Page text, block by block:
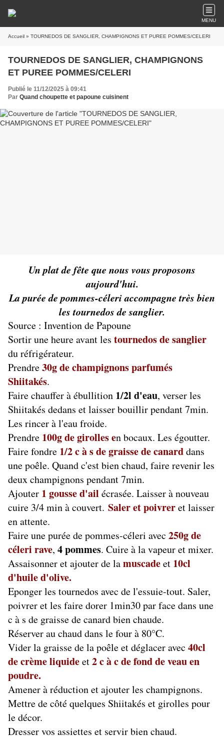
MENU
Accueil » TOURNEDOS DE SANGLIER, CHAMPIGNONS ET PUREE POMMES/CELERI
TOURNEDOS DE SANGLIER, CHAMPIGNONS
ET PUREE POMMES/CELERI
Publié le 11/12/2025 à 09:41
Par Quand choupette et papoune cuisinent
Un plat de fête que nous vous proposons
aujourd'hui.
La purée de pommes-céleri accompagne très bien
les tournedos de sanglier.
Source : Invention de Papoune
Sortir une heure avant les tournedos de sanglier
du réfrigérateur.
Prendre30g de champignons parfumés
Shiitakés.
Faire chauffer à ébullition 1/2l d'eau, verser les
Shiitakés dedans et laisser bouillir pendant 7min.
Les rincer à l'eau froide.
Prendre 100g de girolles en bocaux. Les égoutter.
Faire fondre 1/2 c à s de graisse de canarddans
une poêle. Quand c'est bien chaud, faire revenir les
deux champignons pendant 7min.
Ajouter 1 gousse d'ail écrasée. Laisser à nouveau
cuire 3/4 min à couvert. Saler et poivreret laisser
en attente.
Faire une purée de pommes-céleri avec 250g de
céleri rave, 4 pommes. Cuire à la vapeur et mixer.
Assaisonner et ajouter de lamuscadeet 10cl
d'huile d'olive.
Eponger les tournedos avec de l'essuie-tout. Saler,
poivrer et les faire dorer 1min30 par face dans une
c à s de graisse de canard bien chaude.
Réserver au chaud dans le four à 80°C.
Vider la graisse de la poêle et déglacer avec 40cl
de crème liquideet2 c à c de fond de veau en
poudre.
Amener à réduction et ajouter les champignons.
Mettre de côté quelques Shiitakés et girolles pour
le décor.
Dresser vos assiettes et servir bien chaud.